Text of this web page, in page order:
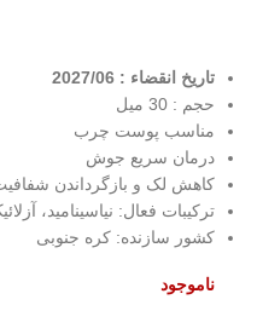
تاریخ انقضاء : 2027/06
حجم : 30 میل
مناسب پوست چرب
درمان سریع جوش
کاهش لک و بازگرداندن
ترکیبات فعال: نیاسینامید،
کشور سازنده: کره جنوبی
ناموجود